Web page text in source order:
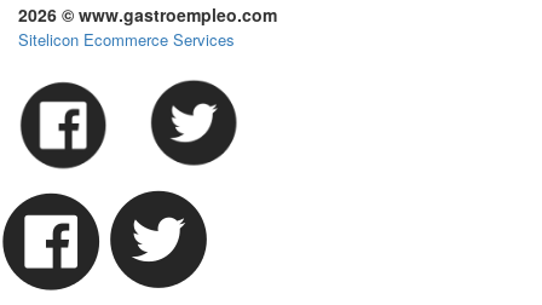
2026 © www.gastroempleo.com
Sitelicon Ecommerce Services